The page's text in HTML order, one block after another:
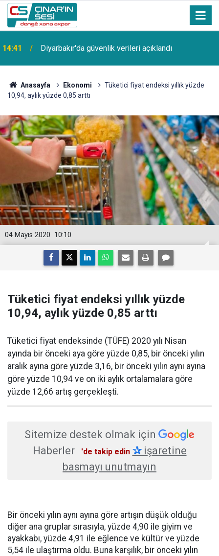
14:41 Diyarbakır'da güvenlik verileri açıklandı
Anasayfa Ekonomi
Tüketici fiyat endeksi yıllık yüzde
10,94, aylık yüzde 0,85 arttı
10:10
04 Mayıs 2020
Tüketici fiyat endeksi yıllık yüzde
10,94, aylık yüzde 0,85 arttı
Tüketici fiyat endeksinde (TÜFE) 2020 yılı Nisan
ayında bir önceki aya göre yüzde 0,85, bir önceki yılın
aralık ayına göre yüzde 3,16, bir önceki yılın aynı ayına
göre yüzde 10,94 ve on iki aylık ortalamalara göre
yüzde 12,66 artış gerçekleşti.
Sitemize destek olmak için
Haberler
'de takip edin ✰işaretine
basmayı unutmayın
Bir önceki yılın aynı ayına göre artışın düşük olduğu
diğer ana gruplar sırasıyla, yüzde 4,90 ile giyim ve
ayakkabı, yüzde 4,91 ile eğlence ve kültür ve yüzde
5,54 ile ulaştırma oldu. Buna karşılık, bir önceki yılın